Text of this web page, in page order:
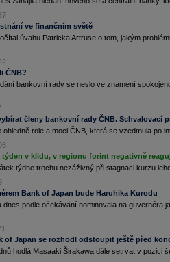
ve finančním světě
úvahu Patricka Artruse o tom, jakým
ČNB?
bankovní rady se neslo ve znamení
členy bankovní rady ČNB. Schvalovací
ohledně role a moci ČNB, která se vzedmula po
týden v klidu, v regionu forint negativně
týdne trochu nezáživný při stagnaci kurzu
Bank of Japan bude Haruhika Kurodu
dnes podle očekávání nominovala na guvernéra
of Japan se rozhodl odstoupit ještě před
hodlá Masaaki Širakawa dále setrvat v pozici